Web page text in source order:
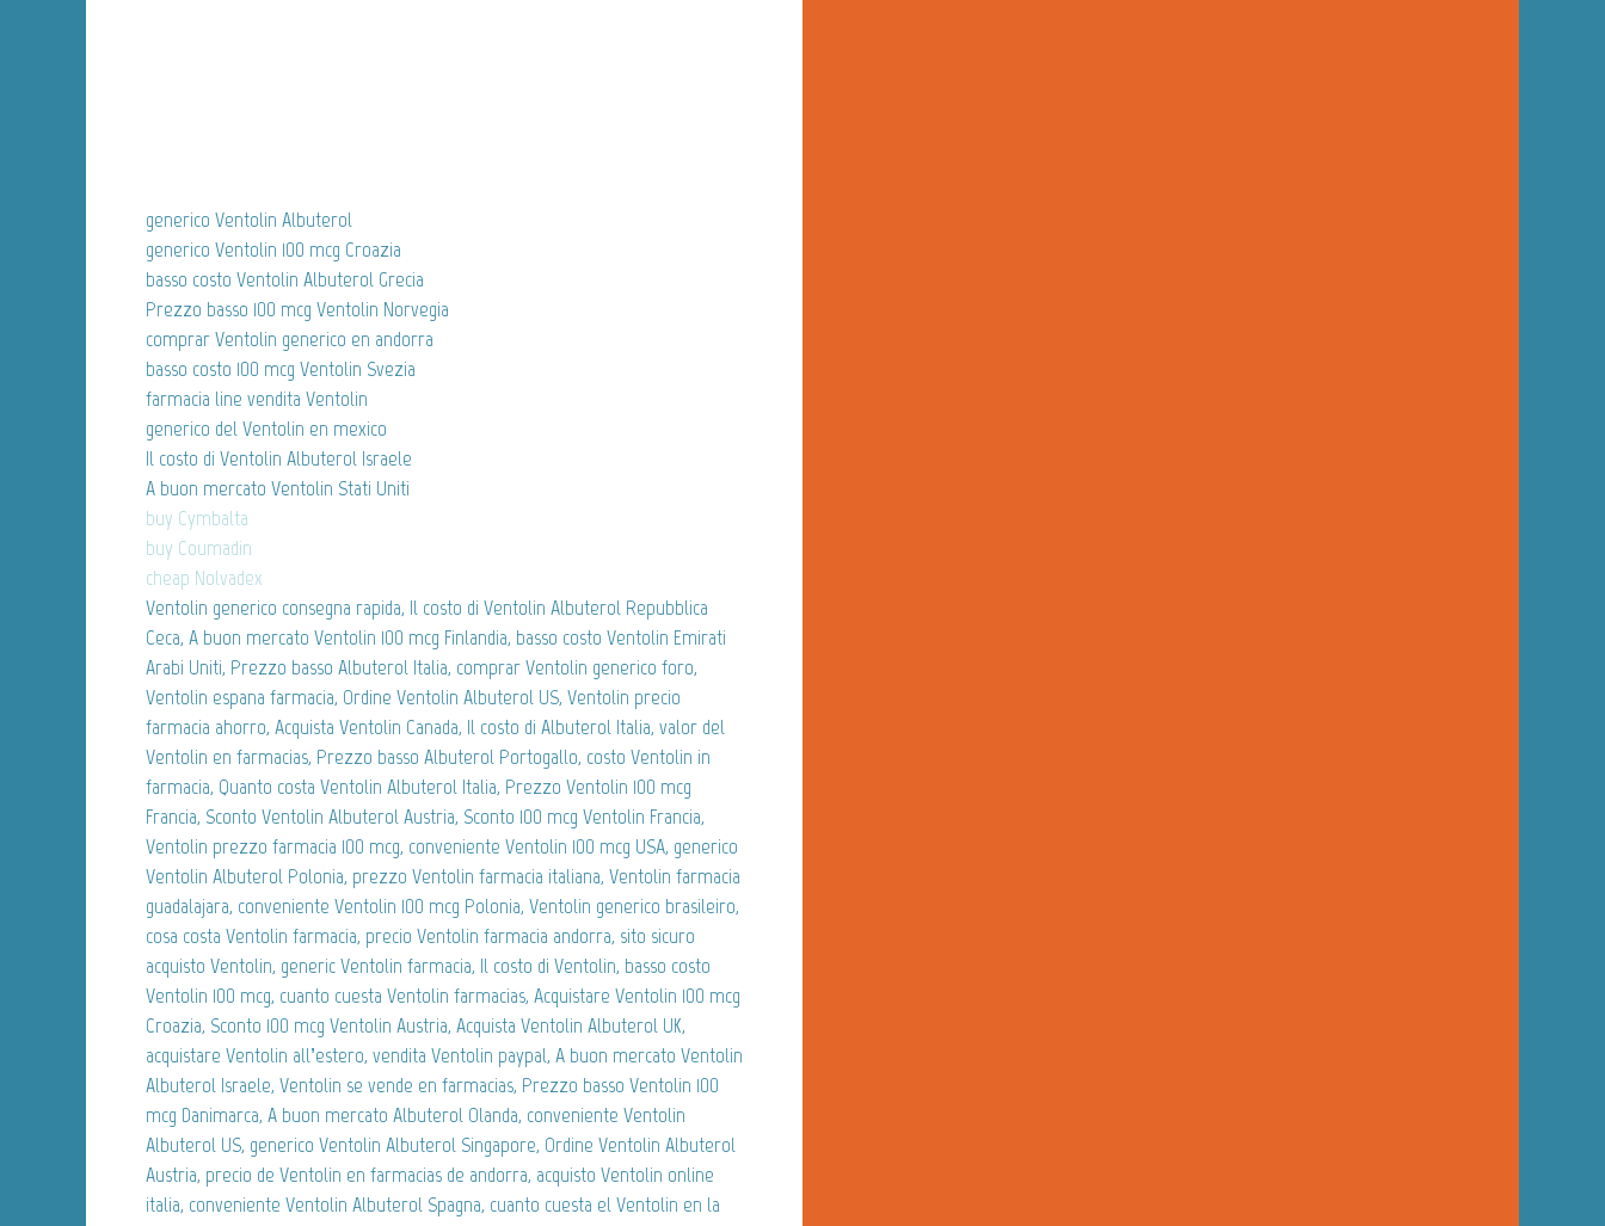
generico Ventolin Albuterol
generico Ventolin 100 mcg Croazia
basso costo Ventolin Albuterol Grecia
Prezzo basso 100 mcg Ventolin Norvegia
comprar Ventolin generico en andorra
basso costo 100 mcg Ventolin Svezia
farmacia line vendita Ventolin
generico del Ventolin en mexico
Il costo di Ventolin Albuterol Israele
A buon mercato Ventolin Stati Uniti
buy Cymbalta
buy Coumadin
cheap Nolvadex
Ventolin generico consegna rapida, Il costo di Ventolin Albuterol Repubblica
Ceca, A buon mercato Ventolin 100 mcg Finlandia, basso costo Ventolin Emirati
Arabi Uniti, Prezzo basso Albuterol Italia, comprar Ventolin generico foro,
Ventolin espana farmacia, Ordine Ventolin Albuterol US, Ventolin precio
farmacia ahorro, Acquista Ventolin Canada, Il costo di Albuterol Italia, valor del
Ventolin en farmacias, Prezzo basso Albuterol Portogallo, costo Ventolin in
farmacia, Quanto costa Ventolin Albuterol Italia, Prezzo Ventolin 100 mcg
Francia, Sconto Ventolin Albuterol Austria, Sconto 100 mcg Ventolin Francia,
Ventolin prezzo farmacia 100 mcg, conveniente Ventolin 100 mcg USA, generico
Ventolin Albuterol Polonia, prezzo Ventolin farmacia italiana, Ventolin farmacia
guadalajara, conveniente Ventolin 100 mcg Polonia, Ventolin generico brasileiro,
cosa costa Ventolin farmacia, precio Ventolin farmacia andorra, sito sicuro
acquisto Ventolin, generic Ventolin farmacia, Il costo di Ventolin, basso costo
Ventolin 100 mcg, cuanto cuesta Ventolin farmacias, Acquistare Ventolin 100 mcg
Croazia, Sconto 100 mcg Ventolin Austria, Acquista Ventolin Albuterol UK,
acquistare Ventolin all’estero, vendita Ventolin paypal, A buon mercato Ventolin
Albuterol Israele, Ventolin se vende en farmacias, Prezzo basso Ventolin 100
mcg Danimarca, A buon mercato Albuterol Olanda, conveniente Ventolin
Albuterol US, generico Ventolin Albuterol Singapore, Ordine Ventolin Albuterol
Austria, precio de Ventolin en farmacias de andorra, acquisto Ventolin online
italia, conveniente Ventolin Albuterol Spagna, cuanto cuesta el Ventolin en la